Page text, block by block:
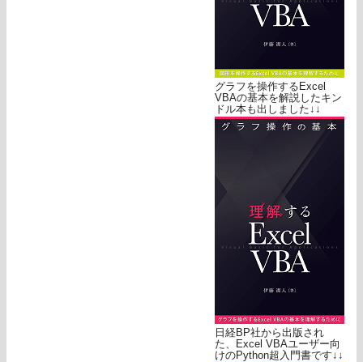
グラフを操作するExcel
VBAの基本を解説したキン
ドル本も出しました↓↓
日経BP社から出版され
た、Excel VBAユーザー向
けのPython超入門書です↓↓